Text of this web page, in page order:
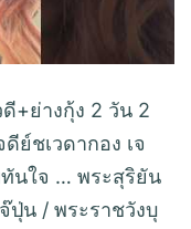
+ย่างกุ้ง 2 วัน 2
ย์ชเวดากอง เจ
ทันใจ … พระสุริยัน
ปุ่น / พระราชวังบุ